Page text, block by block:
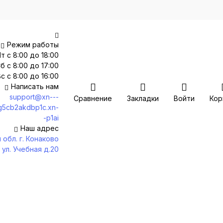
Режим работы
с 8:00 до 18:00
с 8:00 до 17:00
с 8:00 до 16:00
Написать нам
support@xn---
-p1ai
Наш адрес
обл. г. Конаково
ул. Учебная д.20
Сравнение Закладки Войти